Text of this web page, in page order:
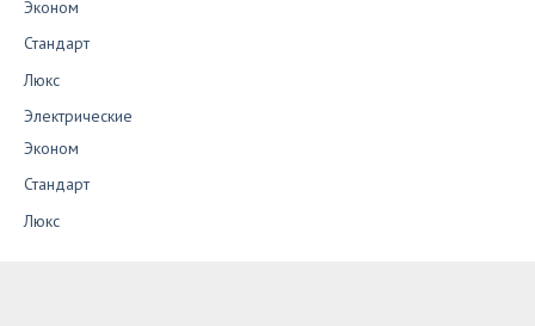
Эконом
Стандарт
Люкс
Электрические
Эконом
Стандарт
Люкс